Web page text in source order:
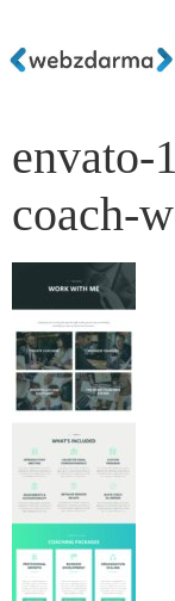
envato-
coach-